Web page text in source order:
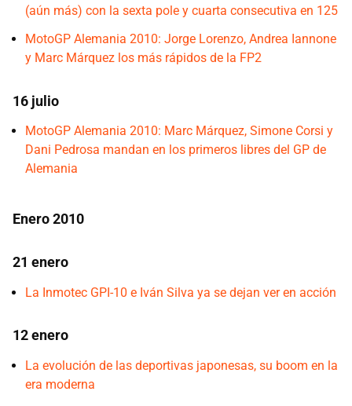
(aún más) con la sexta pole y cuarta consecutiva en 125
MotoGP Alemania 2010: Jorge Lorenzo, Andrea Iannone
y Marc Márquez los más rápidos de la FP2
16 julio
MotoGP Alemania 2010: Marc Márquez, Simone Corsi y
Dani Pedrosa mandan en los primeros libres del GP de
Alemania
Enero 2010
21 enero
La Inmotec GPI-10 e Iván Silva ya se dejan ver en acción
12 enero
La evolución de las deportivas japonesas, su boom en la
era moderna